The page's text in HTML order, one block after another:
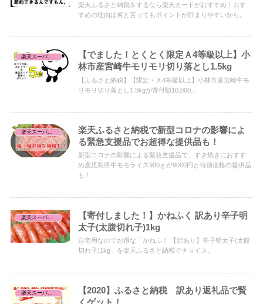
楽天ふるさと納税をするなら楽天カードがおすすめ！おす
すめの理由は何と言ってもポイントが貯まりやすいから。
楽天スーパーセール/お買い物マラソン/お買得品
【でました！とくとく限定Ａ4等級以上】小
林市産宮崎牛モリモリ切り落とし1.5kg
【ふるさと納税】【限定・Ａ4等級以上】小林市産宮崎牛モ
リモリ切り落とし1.5kgが寄付額10,000...
楽天ふるさと納税で新型コロナの影響によ
る緊急支援品でお超得な提供品も！
新型コロナの影響による緊急支援品で、すき焼きにおすす
め鹿児島県牛モモライス900ｇが9000円と特別価格の提供品
も！
【寄付しました！】かねふく 訳あり辛子明
太子(太腹切れ子)1kg
自宅用なのでお得な「かねふく 【訳あり】辛子明太子(太腹
切れ子)1kg」を楽天ふるさと納税でチョイス。
【2020】ふるさと納税 訳あり返礼品で賢